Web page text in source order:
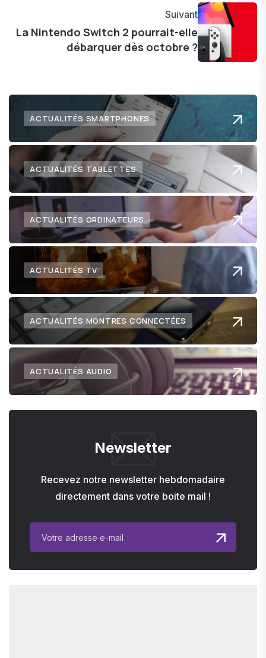
l'exploration constante des frontières de la
technologie me permet de présenter aux
lecteurs un aperçu captivant de ce que le futur
Suivant
La Nintendo Switch 2 pourrait-elle
débarquer dès octobre ?
ACTUALITÉS SMARTPHONES
ACTUALITÉS TABLETTES
ACTUALITÉS ORDINATEURS
ACTUALITÉS TV
ACTUALITÉS MONTRES CONNECTÉES
ACTUALITÉS AUDIO
Newsletter
Recevez notre newsletter hebdomadaire
directement dans votre boite mail !